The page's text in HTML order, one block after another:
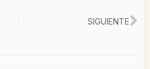
SIGUIENTE